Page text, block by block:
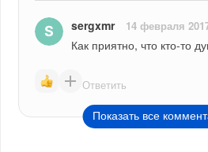
sergxmr 14 февраля
Как приятно, что кто-то
Ответить
Показать все